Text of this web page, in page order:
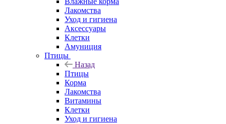
Лакомства
Уход и гигиена
Аксессуары
Клетки
Амуниция
Птицы
Назад
Птицы
Корма
Лакомства
Витамины
Клетки
Уход и гигиена